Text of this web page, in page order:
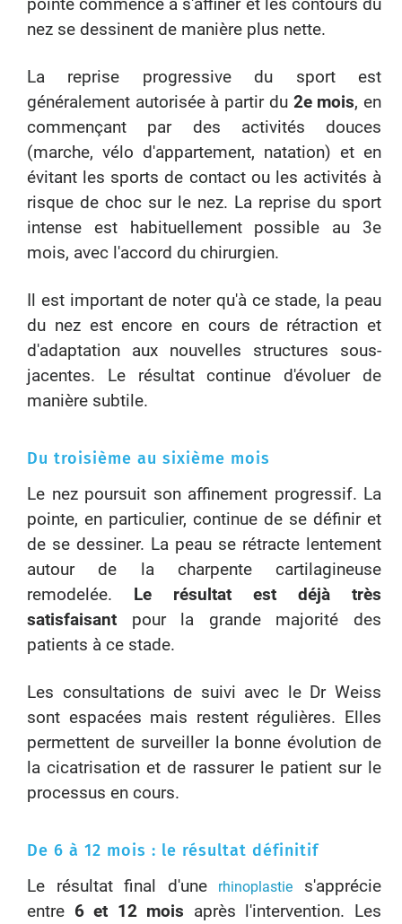
pointe commence à s'affiner et les contours du
nez se dessinent de manière plus nette.
La reprise progressive du sport est
généralement autorisée à partir du 2e mois, en
commençant par des activités douces
(marche, vélo d'appartement, natation) et en
évitant les sports de contact ou les activités à
risque de choc sur le nez. La reprise du sport
intense est habituellement possible au 3e
mois, avec l'accord du chirurgien.
Il est important de noter qu'à ce stade, la peau
du nez est encore en cours de rétraction et
d'adaptation aux nouvelles structures sous-
jacentes. Le résultat continue d'évoluer de
manière subtile.
Du troisième au sixième mois
Le nez poursuit son affinement progressif. La
pointe, en particulier, continue de se définir et
de se dessiner. La peau se rétracte lentement
autour de la charpente cartilagineuse
remodelée.
Le résultat est déjà très
satisfaisant pour la grande majorité des
patients à ce stade.
Les consultations de suivi avec le Dr Weiss
sont espacées mais restent régulières. Elles
permettent de surveiller la bonne évolution de
la cicatrisation et de rassurer le patient sur le
processus en cours.
De 6 à 12 mois : le résultat définitif
Le résultat final d'une
rhinoplastie
s'apprécie
entre 6 et 12 mois après l'intervention. Les